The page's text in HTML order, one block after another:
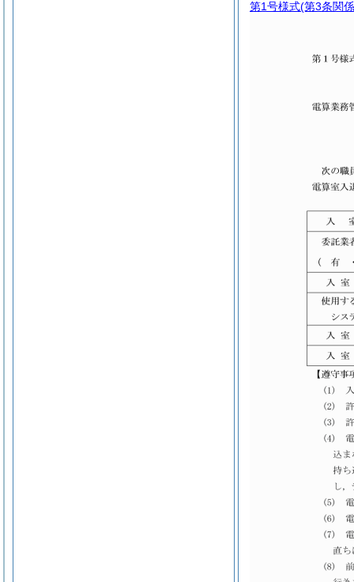
第1号様式(第3条関